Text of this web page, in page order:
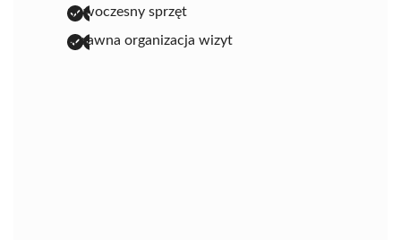
nowoczesny sprzęt
sprawna organizacja wizyt